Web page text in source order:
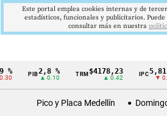
Cintillo
PIB 2,8 %
▲ 0.10
TRM $4178,23
▲ 0.42
IPC 5,81 %
▼ 0.12
Pico y Placa Medellín
Este portal emplea cookies internas y de
estadísticos, funcionales y publicitarios.
consultar más en nuestra